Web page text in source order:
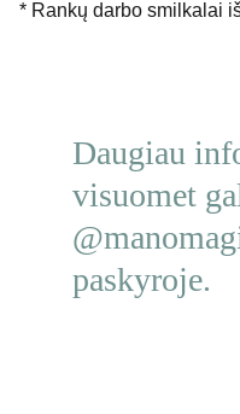
* Rankų darbo smilkalai
Daugiau
visuomet
paskyroje.